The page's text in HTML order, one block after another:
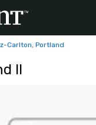
Carlton, Portland
II